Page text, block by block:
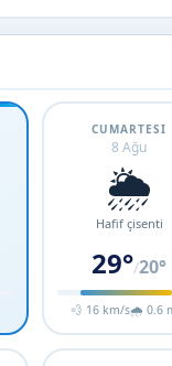
CUMARTESI
8 Ağu
🌦️
Hafif çisenti
29°/20°
💨 16 km/s🌧 0.6